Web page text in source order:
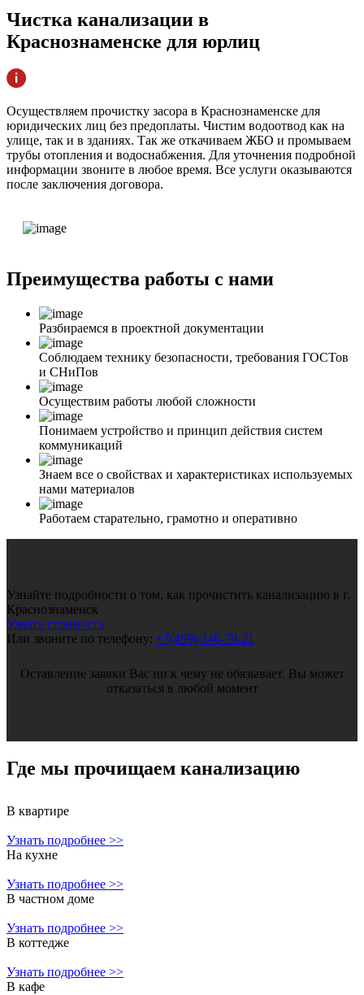
Чистка канализации в
Краснознаменске для юрлиц
Осуществляем прочистку засора в Краснознаменске для
юридических лиц без предоплаты. Чистим водоотвод как на
улице, так и в зданиях. Так же откачиваем ЖБО и промываем
трубы отопления и водоснабжения. Для уточнения подробной
информации звоните в любое время. Все услуги оказываются
после заключения договора.
Преимущества работы с нами
Разбираемся в проектной документации
Соблюдаем технику безопасности, требования ГОСТов
и СНиПов
Осуществим работы любой сложности
Понимаем устройство и принцип действия систем
коммуникаций
Знаем все о свойствах и характеристиках используемых
нами материалов
Работаем старательно, грамотно и оперативно
Узнайте подробности о том, как прочистить канализацию в г.
Краснознаменск
Узнать стоимость
Или звоните по телефону: +7(499) 346-70-21
Оставление заявки Вас ни к чему не обязывает. Вы может
отказаться в любой момент
Где мы прочищаем канализацию
В квартире
Узнать подробнее >>
На кухне
Узнать подробнее >>
В частном доме
Узнать подробнее >>
В коттедже
Узнать подробнее >>
В кафе